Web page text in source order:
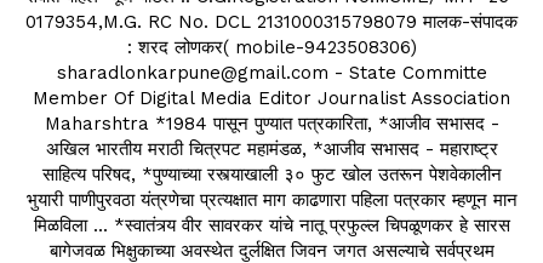
0179354,M.G. RC No. DCL 2131000315798079 मालक-संपादक
: शरद लोणकर( mobile-9423508306)
sharadlonkarpune@gmail.com - State Committe
Member Of Digital Media Editor Journalist Association
Maharshtra *1984 पासून पुण्यात पत्रकारिता, *आजीव सभासद -
अखिल भारतीय मराठी चित्रपट महामंडळ, *आजीव सभासद - महाराष्ट्र
साहित्य परिषद, *पुण्याच्या रस्त्याखाली ३० फुट खोल उतरून पेशवेकालीन
भुयारी पाणीपुरवठा यंत्रणेचा प्रत्यक्षात माग काढणारा पहिला पत्रकार म्हणून मान
मिळविला ... *स्वातंत्र्य वीर सावरकर यांचे नातू प्रफुल्ल चिपळूणकर हे सारस
बागेजवळ भिक्षुकाच्या अवस्थेत दुर्लक्षित जिवन जगत असल्याचे सर्वप्रथम